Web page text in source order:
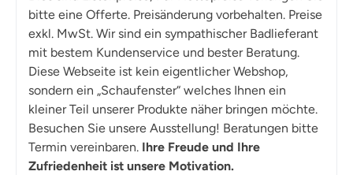
bitte eine Offerte. Preisänderung vorbehalten. Preise
exkl. MwSt. Wir sind ein sympathischer Badlieferant
mit bestem Kundenservice und bester Beratung.
Diese Webseite ist kein eigentlicher Webshop,
sondern ein „Schaufenster“ welches Ihnen ein
kleiner Teil unserer Produkte näher bringen möchte.
Besuchen Sie unsere Ausstellung! Beratungen bitte
Termin vereinbaren. Ihre Freude und Ihre
Zufriedenheit ist unsere Motivation.